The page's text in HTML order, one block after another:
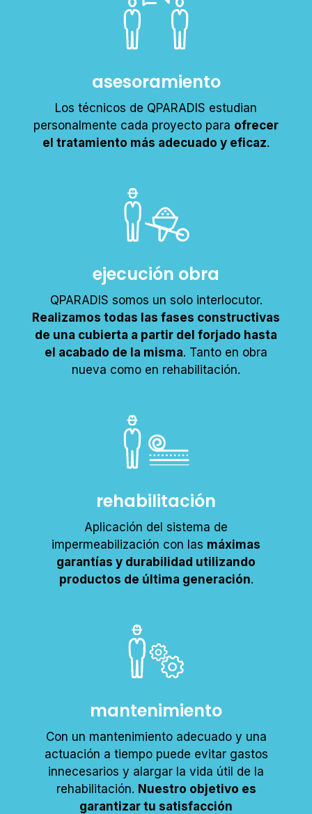
asesoramiento
Los técnicos de QPARADIS estudian
personalmente cada proyecto para ofrecer
el tratamiento más adecuado y eficaz.
ejecución obra
QPARADIS somos un solo interlocutor.
Realizamos todas las fases constructivas
de una cubierta a partir del forjado hasta
el acabado de la misma. Tanto en obra
nueva como en rehabilitación.
rehabilitación
Aplicación del sistema de
impermeabilización con las máximas
garantías y durabilidad utilizando
productos de última generación.
mantenimiento
Con un mantenimiento adecuado y una
actuación a tiempo puede evitar gastos
innecesarios y alargar la vida útil de la
rehabilitación. Nuestro objetivo es
garantizar tu satisfacción